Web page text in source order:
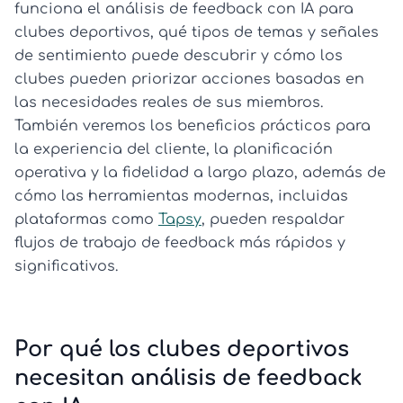
funciona el análisis de feedback con IA para
clubes deportivos, qué tipos de temas y señales
de sentimiento puede descubrir y cómo los
clubes pueden priorizar acciones basadas en
las necesidades reales de sus miembros.
También veremos los beneficios prácticos para
la experiencia del cliente, la planificación
operativa y la fidelidad a largo plazo, además de
cómo las herramientas modernas, incluidas
plataformas como Tapsy, pueden respaldar
flujos de trabajo de feedback más rápidos y
significativos.
Por qué los clubes deportivos
necesitan análisis de feedback